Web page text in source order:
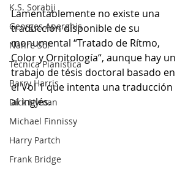
K.S. Sorabji
Georges Aperghis
Nahre Sol
Técnica Pianística
Barry Harris
Dick Hyman
Michael Finnissy
Harry Partch
Frank Bridge
Lamentablemente no existe una
traducción disponible de su
monumental “Tratado de Rítmo,
Color y Ornitología“, aunque hay un
trabajo de tésis doctoral basado en
el Vol 1 que intenta una traducción
al inglés.